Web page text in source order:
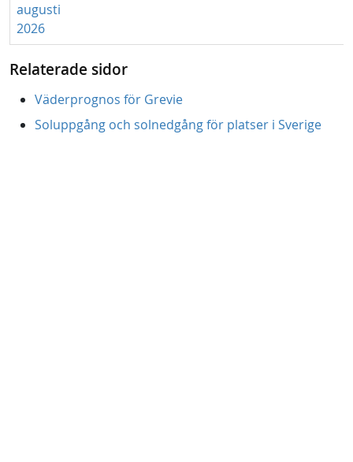
augusti
2026
Relaterade sidor
Väderprognos för Grevie
Soluppgång och solnedgång för platser i Sverige